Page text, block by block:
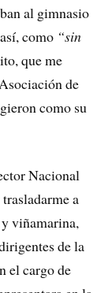
al gimnasio
como “sin
que me
de
como su
Nacional
a
viñamarina,
de la
el cargo de